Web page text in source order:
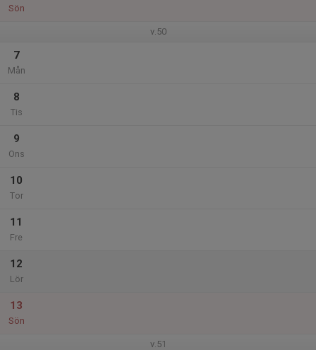
Sön
v.50
7
Mån
8
Tis
9
Ons
10
Tor
11
Fre
12
Lör
13
Sön
v.51